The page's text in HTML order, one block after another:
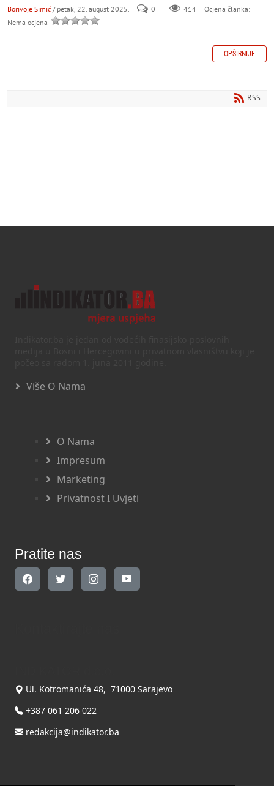
Borivoje Simić / petak, 22. august 2025. 0 414
Ocjena članka:
Nema ocjena
OPŠIRNIJE
RSS
Više O Nama
O Nama
Impresum
Marketing
Privatnost I Uvjeti
Pratite nas
Ul. Kotromanića 48, 71000 Sarajevo
+387 061 206 022
redakcija@indikator.ba